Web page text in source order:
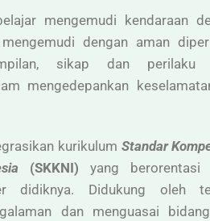
mengemudi kendaraan
dengan aman
sikap dan perilaku
mengedepankan
kurikulum Standar
(SKKNI) yang berorentasi
didiknya. Didukung oleh
dan menguasai